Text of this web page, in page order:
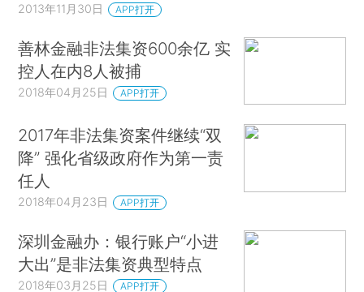
2013年11月30日 APP打开
善林金融非法集资600余亿 实
控人在内8人被捕
2018年04月25日 APP打开
2017年非法集资案件继续“双
降” 强化省级政府作为第一责
任人
2018年04月23日 APP打开
深圳金融办：银行账户“小进
大出”是非法集资典型特点
2018年03月25日 APP打开